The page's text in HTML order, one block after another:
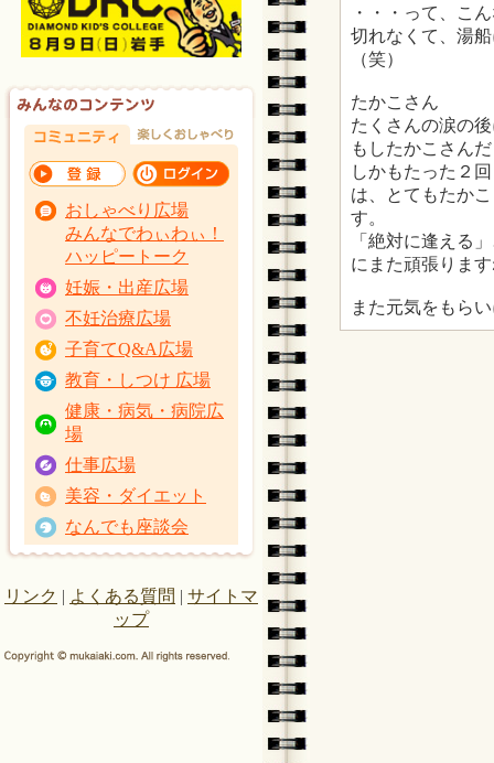
おしゃべり広場
みんなでわぃわぃ！
ハッピートーク
妊娠・出産広場
不妊治療広場
子育てQ&A広場
教育・しつけ 広場
健康・病気・病院広
場
仕事広場
美容・ダイエット
なんでも座談会
リンク | よくある質問 | サイトマ
ップ
・・・って、こ
切れなくて、湯
（笑）
たかこさん
たくさんの涙の
もしたかこさん
しかもたった２
は、とてもたか
す。
「絶対に逢える
にまた頑張りま
また元気をもら